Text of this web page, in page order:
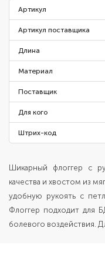
Артикул
Артикул поставщика
Длина
Материал
Поставщик
Для кого
Штрих-код
Шикарный флоггер с
качества и хвостом из
удобную рукоять с
Флоггер подходит для
болевого воздействия.